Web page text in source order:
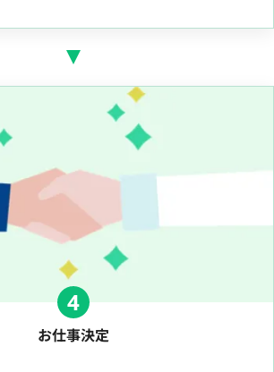
4
お仕事決定